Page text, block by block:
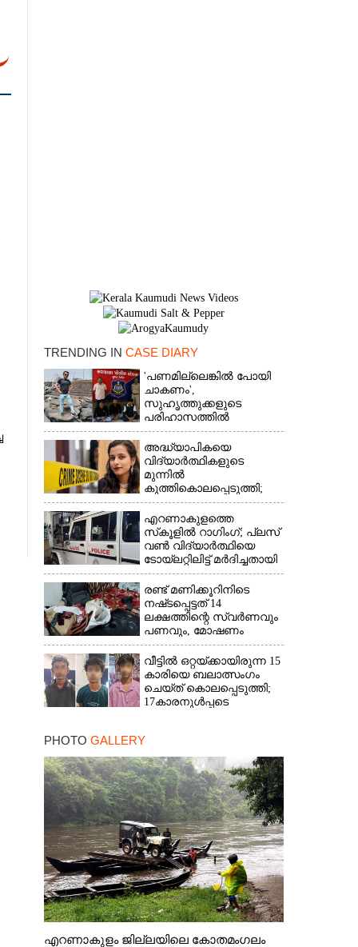
TRENDING IN CASE DIARY
'പണമില്ലെങ്കിൽ പോയി
ചാകണം',
സുഹൃത്തുക്കളുടെ
പരിഹാസത്തിൽ
വ്യവസായിയുടെ
ആത്മഹത്യ, മൂന്ന് പേർ
അറസ്റ്റിൽ
അദ്ധ്യാപികയെ
വിദ്യാർത്ഥികളുടെ
മുന്നിൽ
കുത്തികൊലപ്പെടുത്തി;
യുവതിക്ക് കുത്തേറ്റത്
ഇരുപതിലേറെ തവണ
എറണാകുളത്തെ
സ്‌കൂളിൽ റാഗിംഗ്; പ്ലസ്
വൺ വിദ്യാർത്ഥിയെ
ടോയ്‌ലറ്റിലിട്ട് മർദിച്ചതായി
പരാതി
രണ്ട് മണിക്കൂറിനിടെ
നഷ്‌ടപ്പെട്ടത് 14
ലക്ഷത്തിന്റെ സ്വർണവും
പണവും, മോഷണം
അടച്ചിട്ട വീട്ടിൽ
വീട്ടിൽ ഒറ്റയ്‌ക്കായിരുന്ന 15
കാരിയെ ബലാത്സംഗം
ചെയ്‌ത് കൊലപ്പെടുത്തി;
17കാരനുൾപ്പടെ
PHOTO GALLERY
എറണാകുളം ജില്ലയിലെ കോതമംഗലം
×